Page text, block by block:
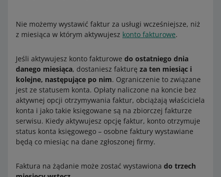
Nie możemy wystawić faktur za usługi wcześniejsze, niż
z miesiąca w którym aktywujesz konto fakturowe.
Jeśli aktywujesz konto fakturowe do ostatniego dnia
danego miesiąca, dostaniesz fakturę za ten miesiąc i
kolejne, następujące po nim. Ograniczenie to związane
jest ze statusem konta. Opłaty naliczone na koncie bez
aktywnej opcji otrzymywania faktur, obciążają właściciela
konta i jako takie księgowane są na zbiorczej fakturze
serwisu. Kiedy aktywujesz opcję faktur, konto otrzymuje
status konta księgowego – osobne faktury wystawiane
będą co miesiąc na dane zgłoszonej firmy.
Faktura na żądanie może zostać wystawiona do trzech